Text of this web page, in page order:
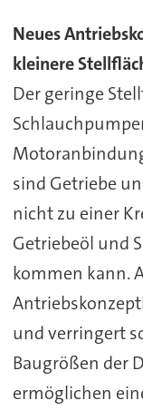
Neues
kleinere
Der geringe
sind Getriebe
nicht zu einer
Getriebeöl und
kommen kann.
und verringert
Baugrößen der
ermöglichen